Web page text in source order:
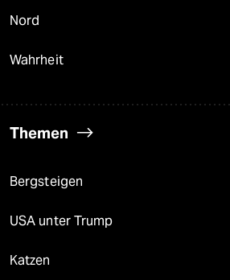
Nord
Wahrheit
Themen
Bergsteigen
USA unter Trump
Katzen